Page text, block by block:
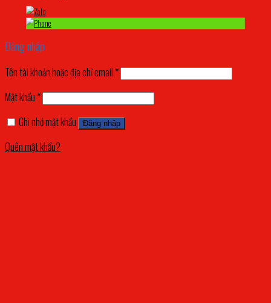
Đăng nhập
Tên tài khoản hoặc địa chỉ email *
Mật khẩu *
Ghi nhớ mật khẩu
Đăng nhập
Quên mật khẩu?